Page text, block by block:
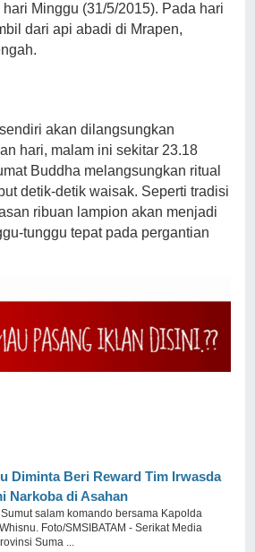
Minggu (31/5/2015). Pada hari
dari api abadi di Mrapen,
akan dilangsungkan
hari, malam ini sekitar 23.18
Buddha melangsungkan ritual
detik-detik waisak. Seperti tradisi
ribuan lampion akan menjadi
tunggu tepat pada pergantian
Diminta Beri Reward Tim Irwasda
Narkoba di Asahan
Sumut salam komando bersama Kapolda
Foto/SMSIBATAM - Serikat Media
Suma ...